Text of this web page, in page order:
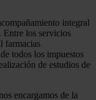
integral
Entre los servicios
farmacias
todos los impuestos
de estudios de
encargamos de la